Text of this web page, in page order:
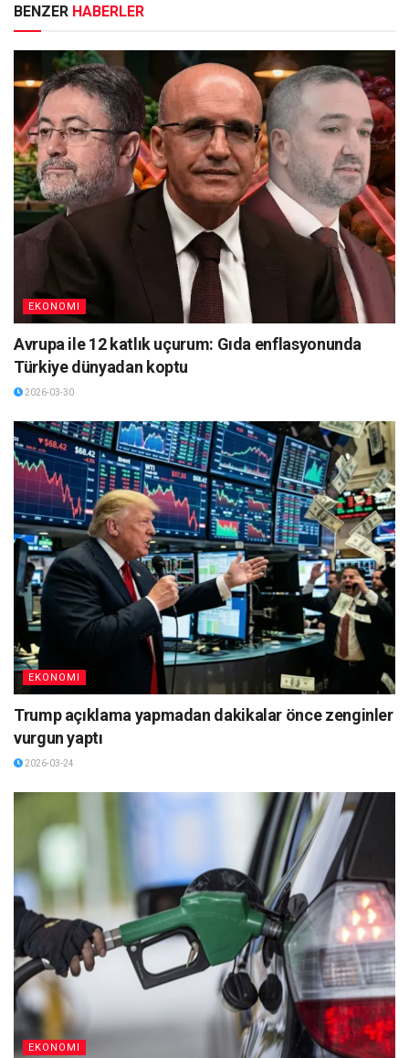
BENZER HABERLER
EKONOMI
Avrupa ile 12 katlık uçurum: Gıda enflasyonunda
Türkiye dünyadan koptu
2026-03-30
EKONOMI
Trump açıklama yapmadan dakikalar önce zenginler
vurgun yaptı
2026-03-24
EKONOMI